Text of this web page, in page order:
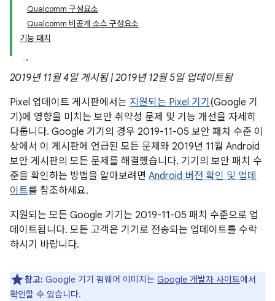
Qualcomm 구성요소
Qualcomm 비공개 소스 구성요소
기능 패치
2019년 11월 4일 게시됨 | 2019년 12월 5일 업데이트됨
Pixel 업데이트 게시판에서는 지원되는 Pixel 기기 (Google 기
기)에 영향을 미치는 보안 취약성 문제 및 기능 개선을 자세히
다룹니다. Google 기기의 경우 2019-11-05 보안 패치 수준 이
상에서 이 게시판에 언급된 모든 문제와 2019년 11월 Android
보안 게시판의 모든 문제를 해결했습니다. 기기의 보안 패치 수
준을 확인하는 방법을 알아보려면 Android 버전 확인 및 업데
이트를 참조하세요.
지원되는 모든 Google 기기는 2019-11-05 패치 수준으로 업
데이트됩니다. 모든 고객은 기기로 전송되는 업데이트를 수락
하시기 바랍니다.
참고: Google 기기 펌웨어 이미지는 Google 개발자 사이트에서
확인할 수 있습니다.